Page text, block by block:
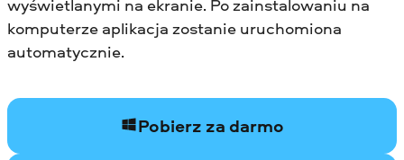
wyświetlanymi na ekranie. Po zainstalowaniu na
komputerze aplikacja zostanie uruchomiona
automatycznie.
Pobierz za darmo